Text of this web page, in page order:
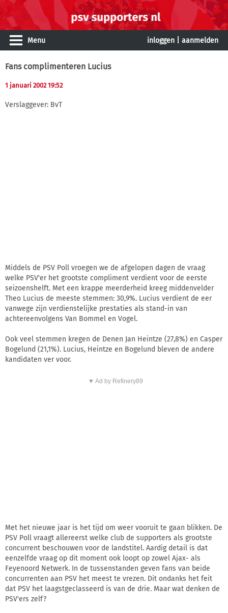
Menu inloggen aanmelden
Fans complimenteren Lucius
1 januari 2002 19:52
Verslaggever: BvT
Middels de PSV Poll vroegen we de afgelopen dagen de vraag
welke PSV'er het grootste compliment verdient voor de eerste
seizoenshelft. Met een krappe meerderheid kreeg middenvelder
Theo Lucius de meeste stemmen: 30,9%. Lucius verdient de eer
vanwege zijn verdienstelijke prestaties als stand-in van
achtereenvolgens Van Bommel en Vogel.
Ook veel stemmen kregen de Denen Jan Heintze (27,8%) en Casper
Bogelund (21,1%). Lucius, Heintze en Bogelund bleven de andere
kandidaten ver voor.
▼ Ad by Refinery89
Met het nieuwe jaar is het tijd om weer vooruit te gaan blikken. De
PSV Poll vraagt allereerst welke club de supporters als grootste
concurrent beschouwen voor de landstitel. Aardig detail is dat
eenzelfde vraag op dit moment ook loopt op zowel Ajax- als
Feyenoord Netwerk. In de tussenstanden geven fans van beide
concurrenten aan PSV het meest te vrezen. Dit ondanks het feit
dat PSV het laagstgeclasseerd is van de drie. Maar wat denken de
PSV'ers zelf?